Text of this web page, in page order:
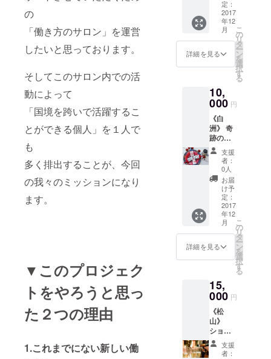
の
「働き方のサロン」を運営
したいと思っております。
そしてこのサロン内での活
動によって
「国境を跨いで活躍するこ
とができる個人」を１人で
も
多く排出することが、今回
の我々のミッションになり
ます。
▼このプロジェク
トをやろうと思っ
た２つの理由
1.これまでにない新しい働
日程：
１０月
３０日
（月）
空港は
関東
田）か
関西
（関
空、伊
丹）を
予定し
ていま
す。 ※
空港ま
での交
通費は
ご負担
くださ
い。 詳
しい日
きまし
ては、
た方に
後日ご
連絡差
し上げ
ます。
ちらか
ら情報
を伝え
るだけ
ではな
く、 実
践して
いくた
めの
『場』
も サ
ポート
して提
供しま
す。
を感じ
工芸品
をお届
けしま
す。
定：
2017
年12
月
詳細を見る
こ
の
リ
タ
ー
ン
を
選
択
す
る
10,
000 円
《白
洲》 奇
跡の日
本TOP3
ジェ
ラート
詰め合
わせ 日
程：12
月上旬
までに
順次ご
自宅に
配送致
しま
す。 内
ジェ
ラート
マニア
の厳選3
店の
ジェ
ラート
セット
支援
者：
0人
お届
け予
定：
2017
年12
月
詳細を見る
こ
の
リ
タ
ー
ン
を
選
択
す
る
15,
000 円
《松
山》
ショッ
プ巡り
＆ディ
支援
者：